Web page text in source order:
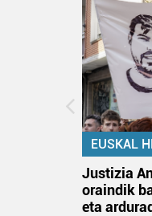
EUSKAL
Justizia
oraindik
eta